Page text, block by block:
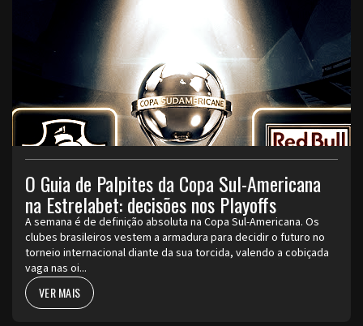
O Guia de Palpites da Copa Sul-Americana
na Estrelabet: decisões nos Playoffs
A semana é de definição absoluta na Copa Sul-Americana. Os
clubes brasileiros vestem a armadura para decidir o futuro no
torneio internacional diante da sua torcida, valendo a cobiçada
vaga nas oi...
VER MAIS